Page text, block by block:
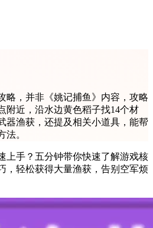
略，并非《姚记捕鱼》内容，攻略
附近，沿水边黄色稻子找14个材
器渔获，还提及相关小道具，能帮
法。
上手？五分钟带你快速了解游戏核
，轻松获得大量渔获，告别空军烦